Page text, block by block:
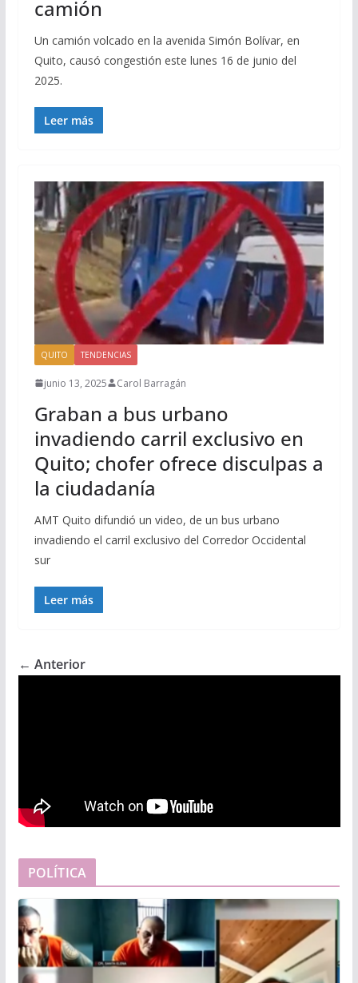
camión
Un camión volcado en la avenida Simón Bolívar, en
Quito, causó congestión este lunes 16 de junio del
2025.
Leer más
QUITO TENDENCIAS
junio 13, 2025 Carol Barragán
Graban a bus urbano
invadiendo carril exclusivo en
Quito; chofer ofrece disculpas a
la ciudadanía
AMT Quito difundió un video, de un bus urbano
invadiendo el carril exclusivo del Corredor Occidental
sur
Leer más
← Anterior
POLÍTICA